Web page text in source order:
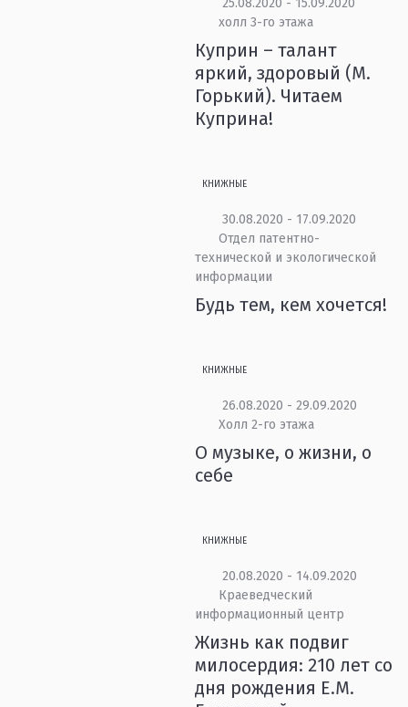
25.08.2020 - 15.09.2020
холл 3-го этажа
Куприн – талант
яркий, здоровый (М.
Горький). Читаем
Куприна!
КНИЖНЫЕ
30.08.2020 - 17.09.2020
Отдел патентно-
технической и экологической
информации
Будь тем, кем хочется!
КНИЖНЫЕ
26.08.2020 - 29.09.2020
Холл 2-го этажа
О музыке, о жизни, о
себе
КНИЖНЫЕ
20.08.2020 - 14.09.2020
Краеведческий
информационный центр
Жизнь как подвиг
милосердия: 210 лет со
дня рождения Е.М.